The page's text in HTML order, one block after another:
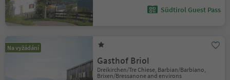
Südtirol Guest Pass
Na vyžádání
Gasthof Briol
Dreikirchen/Tre Chiese, Barbian/Barbiano,
Brixen/Bressanone and environs